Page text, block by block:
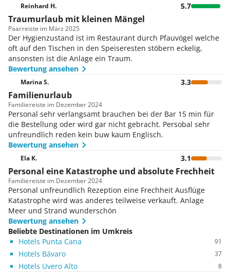
Reinhard H. 5.7
Traumurlaub mit kleinen Mängel
Paarreiste im März 2025
Der Hygienzustand ist im Restaurant durch Pfauvögel welche
oft auf den Tischen in den Speiseresten stöbern eckelig,
ansonsten ist die Anlage ein Traum.
Bewertung ansehen
Marina S. 3.3
Familienurlaub
Familiereiste im Dezember 2024
Personal sehr verlangsamt brauchen bei der Bar 15 min für
die Bestellung oder wird gar nicht gebracht. Persobal sehr
unfreundlich reden kein buw kaum Englisch.
Bewertung ansehen
Ela K. 3.1
Personal eine Katastrophe und absolute Frechheit
Familiereiste im Dezember 2024
Personal unfreundlich Rezeption eine Frechheit Ausflüge
Katastrophe wird was anderes teilweise verkauft. Anlage
Meer und Strand wunderschön
Bewertung ansehen
Beliebte Destinationen im Umkreis
Hotels Punta Cana
91
Hotels Bávaro 37
Hotels Uvero Alto 8